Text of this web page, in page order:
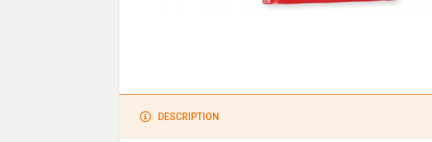
DESCRIPTION